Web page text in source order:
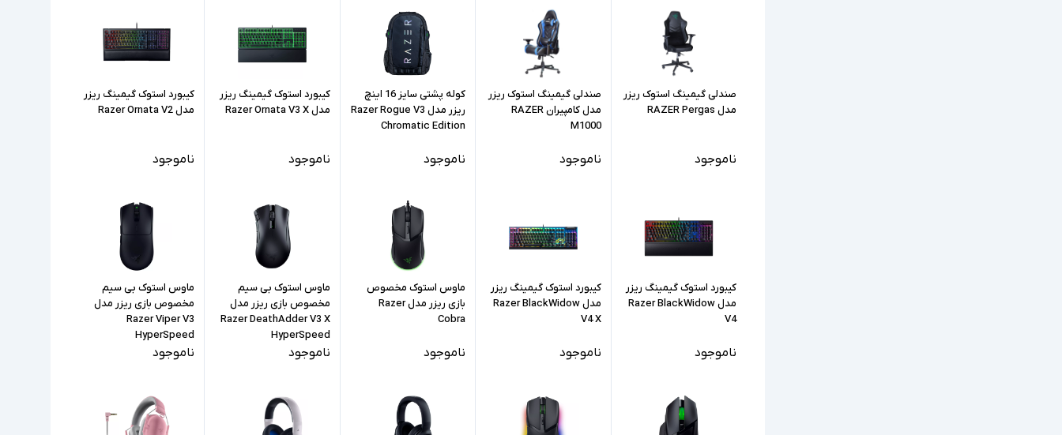
صندلی گیمینگ استوک ریزر
مدل RAZER Pergas
ناموجود
صندلی گیمینگ استوک ریزر
مدل کامپیران RAZER
M1000
ناموجود
کوله پشتی سایز 16 اینچ
ریزر مدل Razer Rogue V3
Chromatic Edition
ناموجود
کیبورد استوک گیمینگ ریزر
مدل Razer Ornata V3 X
ناموجود
کیبورد استوک گیمینگ ریزر
مدل Razer Ornata V2
ناموجود
کیبورد استوک گیمینگ ریزر
مدل Razer BlackWidow
V4
ناموجود
کیبورد استوک گیمینگ ریزر
مدل Razer BlackWidow
V4 X
ناموجود
ماوس استوک مخصوص
بازی ریزر مدل Razer
Cobra
ناموجود
ماوس استوک بی سیم
مخصوص بازی ریزر مدل
Razer DeathAdder V3 X
HyperSpeed
ناموجود
ماوس استوک بی سیم
مخصوص بازی ریزر مدل
Razer Viper V3
HyperSpeed
ناموجود